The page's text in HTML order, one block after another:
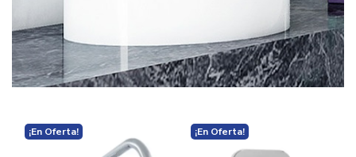
¡En Oferta! ¡En Oferta!